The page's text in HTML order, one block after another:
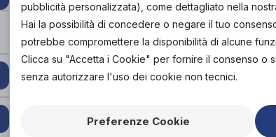
pubblicità personalizzata), come dettagliato nella
Hai la possibilità di concedere o negare il tuo
potrebbe compromettere la disponibilità di alcune
Clicca su "Accetta i Cookie" per fornire il consenso o
senza autorizzare l'uso dei cookie non tecnici.
Preferenze Cookie